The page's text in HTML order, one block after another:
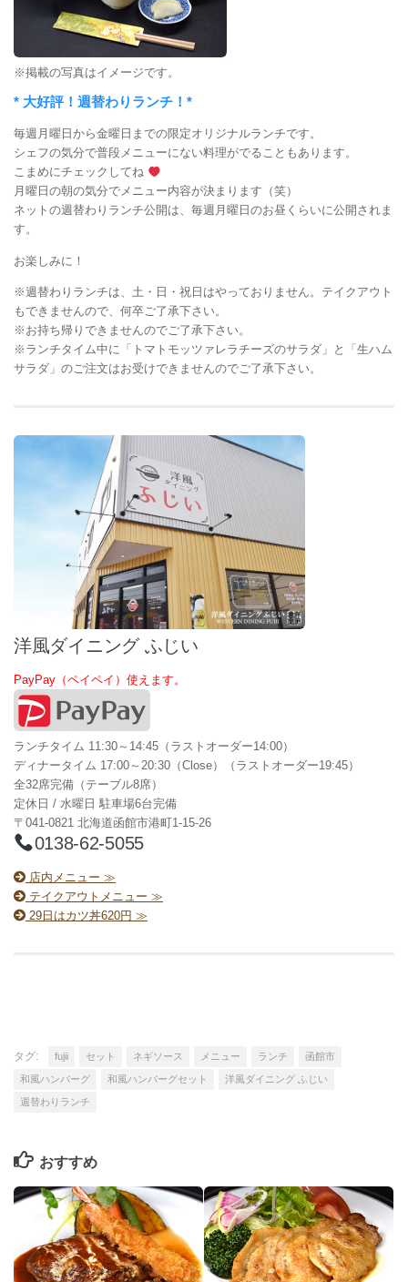
※掲載の写真はイメージです。
* 大好評！週替わりランチ！*
毎週月曜日から金曜日までの限定オリジナルランチです。
シェフの気分で普段メニューにない料理がでることもあります。
こまめにチェックしてね
月曜日の朝の気分でメニュー内容が決まります（笑）
ネットの週替わりランチ公開は、毎週月曜日のお昼くらいに公開されま
す。
お楽しみに！
※週替わりランチは、土・日・祝日はやっておりません。テイクアウト
もできませんので、何卒ご了承下さい。
※お持ち帰りできませんのでご了承下さい。
※ランチタイム中に「トマトモッツァレラチーズのサラダ」と「生ハム
サラダ」のご注文はお受けできませんのでご了承下さい。
洋風ダイニング ふじい
PayPay（ペイペイ）使えます。
ランチタイム 11:30～14:45（ラストオーダー14:00）
ディナータイム 17:00～20:30（Close）（ラストオーダー19:45）
全32席完備（テーブル8席）
定休日 / 水曜日 駐車場6台完備
〒041-0821 北海道函館市港町1-15-26
0138-62-5055
店内メニュー ≫
テイクアウトメニュー ≫
29日はカツ丼620円 ≫
タグ: fujii セット ネギソース メニュー ランチ 函館市
和風ハンバーグ 和風ハンバーグセット 洋風ダイニング ふじい
週替わりランチ
おすすめ